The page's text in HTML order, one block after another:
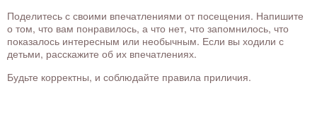
Поделитесь с своими впечатлениями от посещения. Напишите
о том, что вам понравилось, а что нет, что запомнилось, что
показалось интересным или необычным. Если вы ходили с
детьми, расскажите об их впечатлениях.
Будьте корректны, и соблюдайте правила приличия.